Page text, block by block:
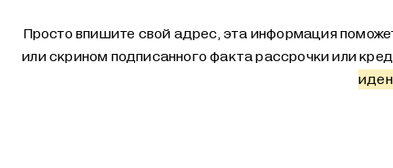
Просто впишите свой адрес, эта информация
или скрином подписанного факта рассрочки или